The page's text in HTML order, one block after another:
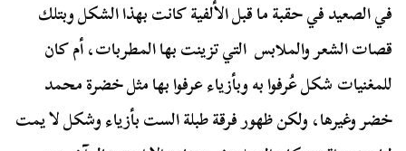
في الصعيد في حقبة ما قبل الألفية كانت بهذا الشكل وبتلك
قصات الشعر والملابس التي تزينت بها المطربات، أم كان
للمغنيات شكل عُرفوا به وبأزياء عرفوا بها مثل خضرة محمد
خضر وغيرها، ولكن ظهور فرقة طبلة الست بأزياء وشكل لا يمت